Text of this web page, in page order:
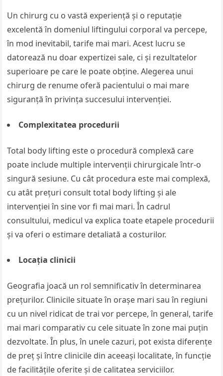
Un chirurg cu o vastă experiență și o reputație
excelentă în domeniul liftingului corporal va percepe,
în mod inevitabil, tarife mai mari. Acest lucru se
datorează nu doar expertizei sale, ci și rezultatelor
superioare pe care le poate obține. Alegerea unui
chirurg de renume oferă pacientului o mai mare
siguranță în privința succesului intervenției.
Complexitatea procedurii
Total body lifting este o procedură complexă care
poate include multiple intervenții chirurgicale într-o
singură sesiune. Cu cât procedura este mai complexă,
cu atât prețuri consult total body lifting și ale
intervenției în sine vor fi mai mari. În cadrul
consultului, medicul va explica toate etapele procedurii
și va oferi o estimare detaliată a costurilor.
Locația clinicii
Geografia joacă un rol semnificativ în determinarea
prețurilor. Clinicile situate în orașe mari sau în regiuni
cu un nivel ridicat de trai vor percepe, în general, tarife
mai mari comparativ cu cele situate în zone mai puțin
dezvoltate. În plus, în unele cazuri, pot exista diferențe
de preț și între clinicile din aceeași localitate, în funcție
de facilitățile oferite și de calitatea serviciilor.